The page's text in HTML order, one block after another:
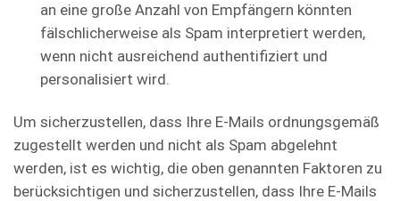
an eine große Anzahl von Empfängern könnten
fälschlicherweise als Spam interpretiert werden,
wenn nicht ausreichend authentifiziert und
personalisiert wird.
Um sicherzustellen, dass Ihre E-Mails ordnungsgemäß
zugestellt werden und nicht als Spam abgelehnt
werden, ist es wichtig, die oben genannten Faktoren zu
berücksichtigen und sicherzustellen, dass Ihre E-Mails